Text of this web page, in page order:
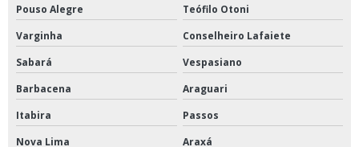
Pouso Alegre
Teófilo Otoni
Varginha
Conselheiro Lafaiete
Sabará
Vespasiano
Barbacena
Araguari
Itabira
Passos
Nova Lima
Araxá